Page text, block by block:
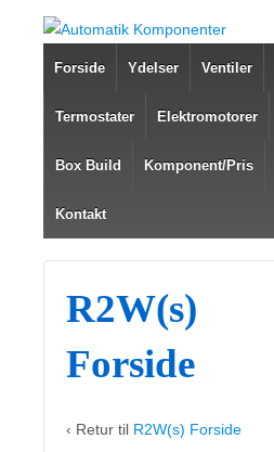
Forside Ydelser Ventiler
Termostater Elektromotorer
Box Build Komponent/Pris
Kontakt
R2W(s)
Forside
‹ Retur til R2W(s) Forside